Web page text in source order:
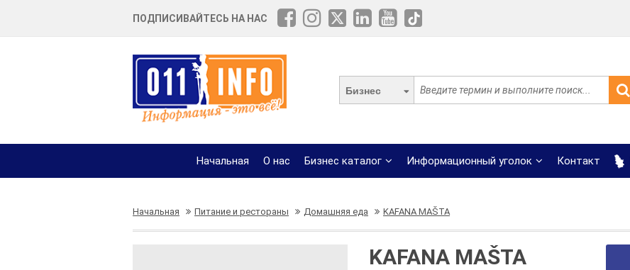
ПОДПИСИВАЙТЕСЬ НА НАС
Бизнес
Начальная О нас Бизнес каталог Информационный уголок Контакт
Начальная Питание и рестораны Домашняя еда KAFANA MAŠTA
KAFANA MAŠTA